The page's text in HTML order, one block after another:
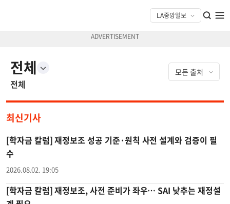
전체
전체
최신기사
[학자금 칼럼] 재정보조 성공 기준·원칙 사전 설계와 검증이 필
수
2026.08.02. 19:05
[학자금 칼럼] 재정보조, 사전 준비가 좌우… SAI 낮추는 재정설